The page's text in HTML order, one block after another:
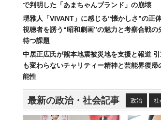
で判明した「あまちゃんブランド」の崩壊
堺雅人「VIVANT」に感じる“懐かしさ”の正
視聴者を誘う“昭和劇画”の魅力と考察合戦の
待つ課題
中居正広氏が熊本地震被災地を支援と報道
も変わらないチャリティー精神と芸能界復帰
能性
最新の政治・社会記事 政治 社